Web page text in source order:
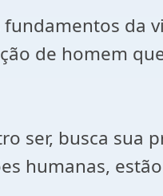
da
de homem
ser, busca sua
humanas,